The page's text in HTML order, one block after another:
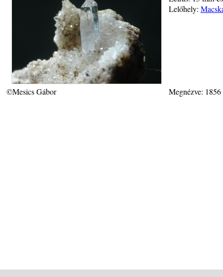
Lelőhely:
©Mesics Gábor Megnézve: